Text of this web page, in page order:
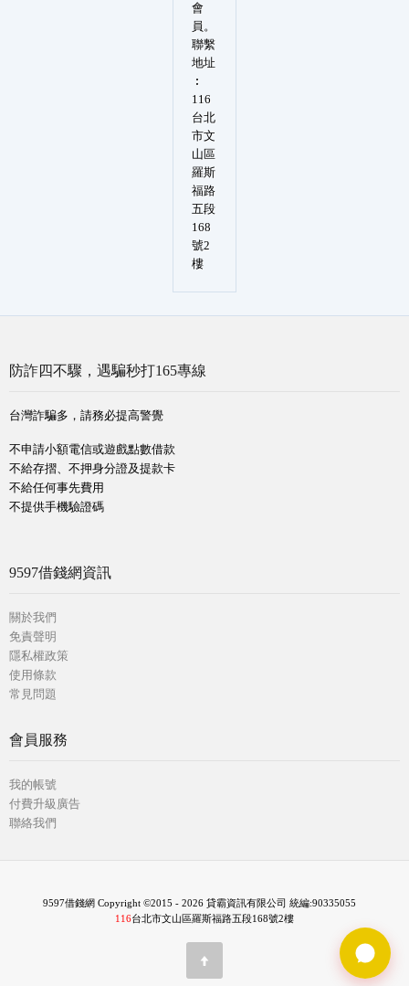
會
員。
聯繫
地址
︰
116
台北
市文
山區
羅斯
福路
五段
168
號2
樓
防詐四不驟，遇騙秒打165專線
台灣詐騙多，請務必提高警覺
不申請小額電信或遊戲點數借款
不給存摺、不押身分證及提款卡
不給任何事先費用
不提供手機驗證碼
9597借錢網資訊
關於我們
免責聲明
隱私權政策
使用條款
常見問題
會員服務
我的帳號
付費升級廣告
聯絡我們
9597借錢網 Copyright ©2015 - 2026 貸霸資訊有限公司 統編:90335055
116台北市文山區羅斯福路五段168號2樓